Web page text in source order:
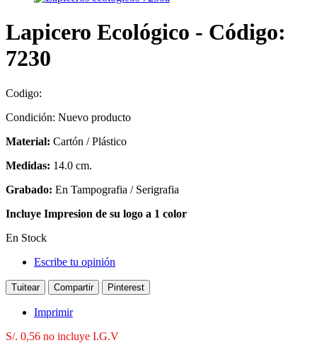
Lapicero Ecológico - Código:
7230
Codigo:
Condición: Nuevo producto
Material: Cartón / Plástico
Medidas: 14.0 cm.
Grabado: En Tampografia / Serigrafia
Incluye Impresion de su logo a 1 color
En Stock
Escribe tu opinión
Tuitear Compartir Pinterest
Imprimir
S/. 0,56 no incluye I.G.V